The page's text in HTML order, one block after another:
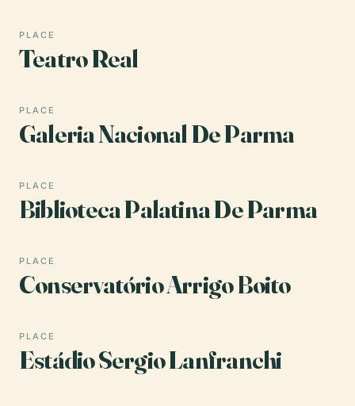
PLACE
Teatro Real
PLACE
Galeria Nacional De Parma
PLACE
Biblioteca Palatina De Parma
PLACE
Conservatório Arrigo Boito
PLACE
Estádio Sergio Lanfranchi